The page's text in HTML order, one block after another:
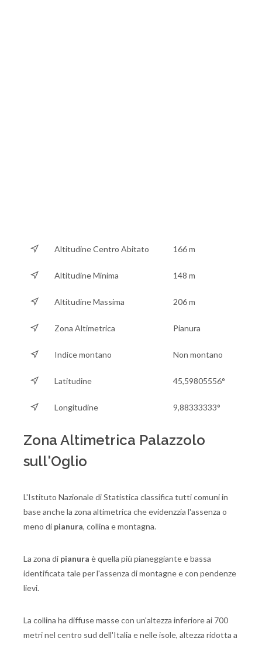
Altitudine Centro Abitato 166 m
Altitudine Minima 148 m
Altitudine Massima 206 m
Zona Altimetrica Pianura
Indice montano Non montano
Latitudine 45,59805556°
Longitudine 9,88333333°
Zona Altimetrica Palazzolo
sull'Oglio
L'Istituto Nazionale di Statistica classifica tutti comuni in
base anche la zona altimetrica che evidenzzia l'assenza o
meno di pianura, collina e montagna.
La zona di pianura è quella più pianeggiante e bassa
identificata tale per l'assenza di montagne e con pendenze
lievi.
La collina ha diffuse masse con un'altezza inferiore ai 700
metri nel centro sud dell'Italia e nelle isole, altezza ridotta a